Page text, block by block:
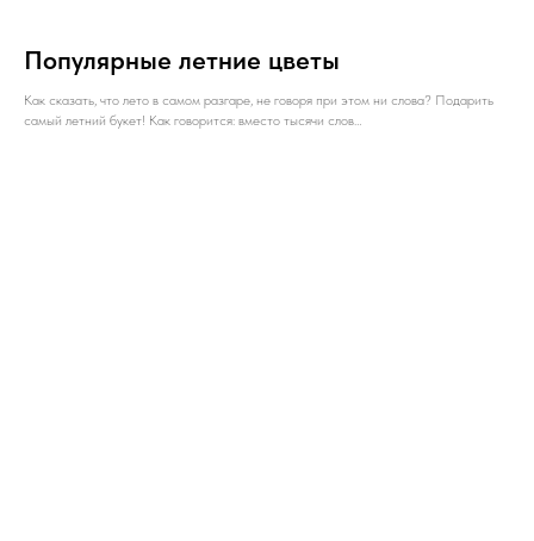
Популярные летние цветы
Как сказать, что лето в самом разгаре, не говоря при этом ни слова? Подарить
самый летний букет! Как говорится: вместо тысячи слов…